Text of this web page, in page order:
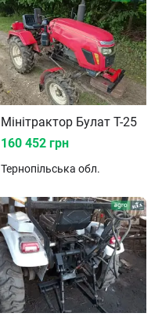
Мінітрактор Булат T-25
160 452 грн
Тернопільська обл.